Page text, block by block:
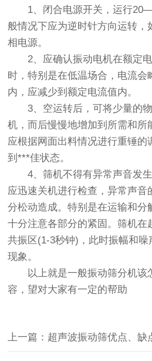
1、闭合电源开关，运行
般情况下应为逆时针方向运转，
相电源。
2、应确认振动电机在额定电
时，特别是在低温场合，电流
内，应减少到额定电流值内。
3、空运转后，可将少量的物
机，而后慢慢地增加到所需和所
应根据网面出料情况进行重锤的
到***佳状态。
4、筛机不得有异常声音发生
应迅速关机进行检查，异常声音
分松动造成。特别是在运输和分
十分注意各部分的紧固。筛机在
共振区(1-3秒钟)，此时振幅和噪
现象。
以上就是一般振动筛分机该
容，望对大家有一定的帮助
上一篇：超声波振动筛优点、缺